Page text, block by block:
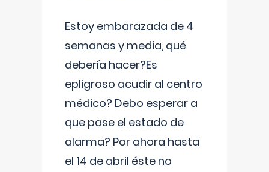
Estoy embarazada de 4
semanas y media, qué
debería hacer?Es
epligroso acudir al centro
médico? Debo esperar a
que pase el estado de
alarma? Por ahora hasta
el 14 de abril éste no